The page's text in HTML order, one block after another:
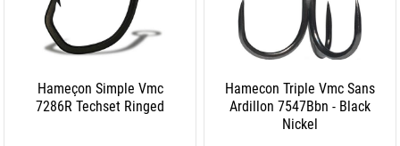
Hameçon Simple Vmc
7286R Techset Ringed
Hamecon Triple Vmc Sans
Ardillon 7547Bbn - Black
Nickel